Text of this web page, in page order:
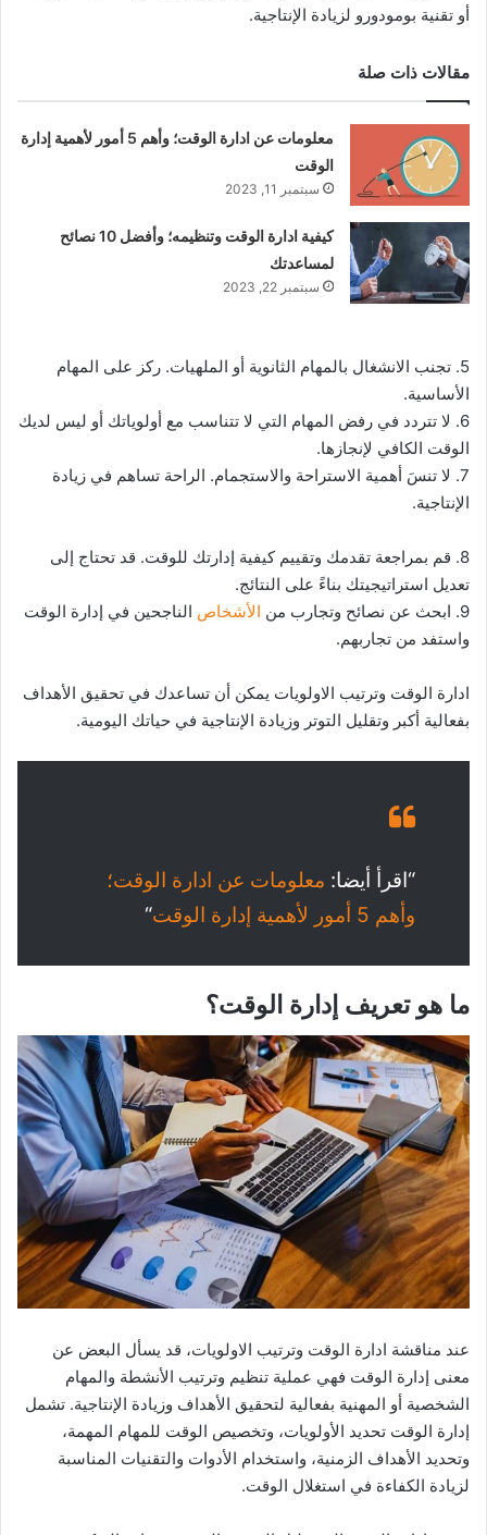
أو تقنية بومودورو لزيادة الإنتاجية.
مقالات ذات صلة
معلومات عن ادارة الوقت؛ وأهم 5 أمور لأهمية إدارة
الوقت
سبتمبر 11, 2023
كيفية ادارة الوقت وتنظيمه؛ وأفضل 10 نصائح
لمساعدتك
سبتمبر 22, 2023
5. تجنب الانشغال بالمهام الثانوية أو الملهيات. ركز على المهام
الأساسية.
6. لا تتردد في رفض المهام التي لا تتناسب مع أولوياتك أو ليس لديك
الوقت الكافي لإنجازها.
7. لا تنسَ أهمية الاستراحة والاستجمام. الراحة تساهم في زيادة
الإنتاجية.
8. قم بمراجعة تقدمك وتقييم كيفية إدارتك للوقت. قد تحتاج إلى
تعديل استراتيجيتك بناءً على النتائج.
9. ابحث عن نصائح وتجارب من
الأشخاص الناجحين في إدارة الوقت
واستفد من تجاربهم.
ادارة الوقت وترتيب الاولويات يمكن أن تساعدك في تحقيق الأهداف
بفعالية أكبر وتقليل التوتر وزيادة الإنتاجية في حياتك اليومية.
“اقرأ أيضا: معلومات عن ادارة الوقت؛
وأهم 5 أمور لأهمية إدارة الوقت
“
ما هو تعريف إدارة الوقت؟
عند مناقشة ادارة الوقت وترتيب الاولويات، قد يسأل البعض عن
معنى إدارة الوقت فهي عملية تنظيم وترتيب الأنشطة والمهام
الشخصية أو المهنية بفعالية لتحقيق الأهداف وزيادة الإنتاجية. تشمل
إدارة الوقت تحديد الأولويات، وتخصيص الوقت للمهام المهمة،
وتحديد الأهداف الزمنية، واستخدام الأدوات والتقنيات المناسبة
لزيادة الكفاءة في استغلال الوقت.